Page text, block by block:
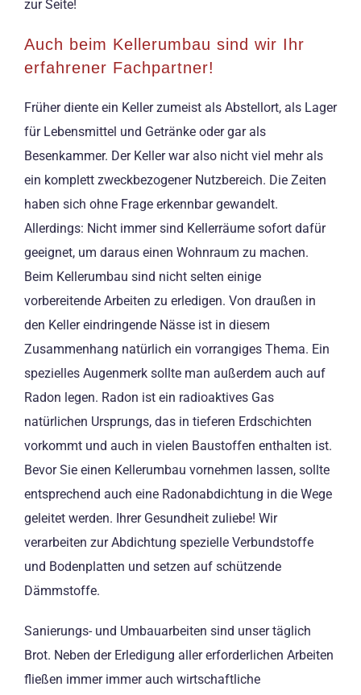
zur Seite!
Auch beim Kellerumbau sind wir Ihr
erfahrener Fachpartner!
Früher diente ein Keller zumeist als Abstellort, als Lager
für Lebensmittel und Getränke oder gar als
Besenkammer. Der Keller war also nicht viel mehr als
ein komplett zweckbezogener Nutzbereich. Die Zeiten
haben sich ohne Frage erkennbar gewandelt.
Allerdings: Nicht immer sind Kellerräume sofort dafür
geeignet, um daraus einen Wohnraum zu machen.
Beim Kellerumbau sind nicht selten einige
vorbereitende Arbeiten zu erledigen. Von draußen in
den Keller eindringende Nässe ist in diesem
Zusammenhang natürlich ein vorrangiges Thema. Ein
spezielles Augenmerk sollte man außerdem auch auf
Radon legen. Radon ist ein radioaktives Gas
natürlichen Ursprungs, das in tieferen Erdschichten
vorkommt und auch in vielen Baustoffen enthalten ist.
Bevor Sie einen Kellerumbau vornehmen lassen, sollte
entsprechend auch eine Radonabdichtung in die Wege
geleitet werden. Ihrer Gesundheit zuliebe! Wir
verarbeiten zur Abdichtung spezielle Verbundstoffe
und Bodenplatten und setzen auf schützende
Dämmstoffe.
Sanierungs- und Umbauarbeiten sind unser täglich
Brot. Neben der Erledigung aller erforderlichen Arbeiten
fließen immer immer auch wirtschaftliche